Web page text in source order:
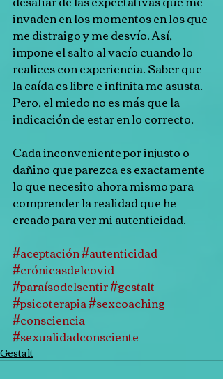
invaden en los momentos en los que
me distraigo y me desvío. Así,
impone el salto al vacío cuando lo
realices con experiencia. Saber que
la caída es libre e infinita me asusta.
Pero, el miedo no es más que la
indicación de estar en lo correcto.
Cada inconveniente por injusto o
dañino que parezca es exactamente
lo que necesito ahora mismo para
comprender la realidad que he
creado para ver mi autenticidad.
#aceptación#autenticidad
#crónicasdelcovid
#paraísodelsentir#gestalt
#psicoterapia#sexcoaching
#consciencia
#sexualidadconsciente
Gestalt